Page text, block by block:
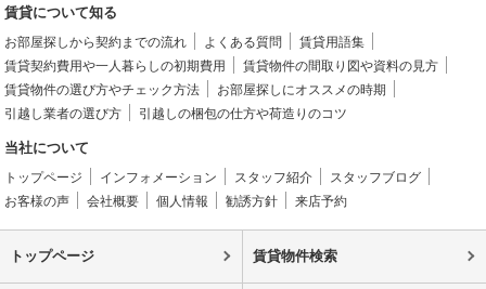
賃貸について知る
お部屋探しから契約までの流れ よくある質問
賃貸用語集
賃貸契約費用や一人暮らしの初期費用
賃貸物件の間取り図や資料の見方
賃貸物件の選び方やチェック方法
お部屋探しにオススメの時期
引越し業者の選び方
引越しの梱包の仕方や荷造りのコツ
当社について
トップページ インフォメーション スタッフ紹介
スタッフブログ
お客様の声
会社概要 個人情報 勧誘方針 来店予約
トップページ 賃貸物件検索